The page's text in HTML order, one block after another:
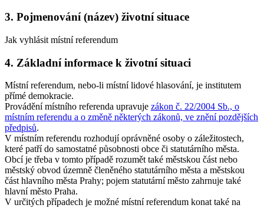
3. Pojmenování (název) životní situace
Jak vyhlásit místní referendum
4. Základní informace k životní situaci
Místní referendum, nebo-li místní lidové hlasování, je institutem
přímé demokracie.
Provádění místního referenda upravuje zákon č. 22/2004 Sb., o
místním referendu a o změně některých zákonů, ve znění pozdějších
předpisů.
V místním referendu rozhodují oprávněné osoby o záležitostech,
které patří do samostatné působnosti obce či statutárního města.
Obcí je třeba v tomto případě rozumět také městskou část nebo
městský obvod územně členěného statutárního města a městskou
část hlavního města Prahy; pojem statutární město zahrnuje také
hlavní město Praha.
V určitých případech je možné místní referendum konat také na